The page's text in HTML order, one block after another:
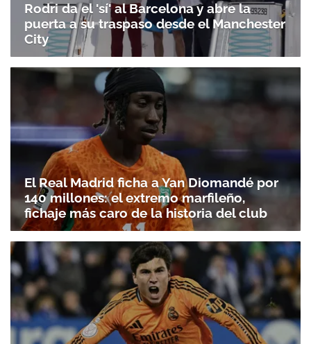
Rodri da el 'sí' al Barcelona y abre la
puerta a su traspaso desde el Manchester
City
El Real Madrid ficha a Yan Diomandé por
140 millones: el extremo marfileño,
fichaje más caro de la historia del club